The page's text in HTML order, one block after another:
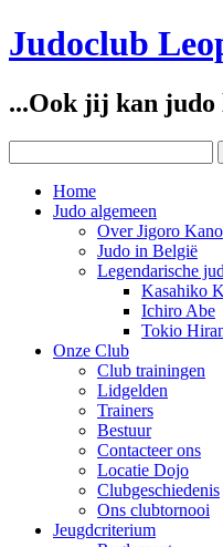
Judoclub
...Ook jij kan
Home
Judo algemeen
Over Jigoro Kano
Judo in België
Legendarische
Kasahiko
Ichiro Abe
Tokio
Onze Club
Club trainingen
Lidgelden
Trainers
Bestuur
Contacteer ons
Locatie Dojo
Clubgeschiedenis
Ons clubtornooi
Jeugdcriterium